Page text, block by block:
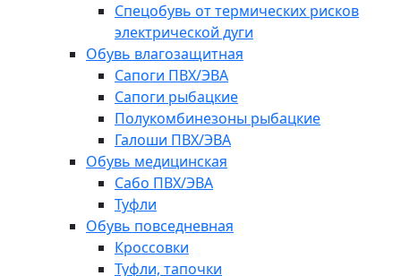
Спецобувь от термических рисков
электрической дуги
Обувь влагозащитная
Сапоги ПВХ/ЭВА
Сапоги рыбацкие
Полукомбинезоны рыбацкие
Галоши ПВХ/ЭВА
Обувь медицинская
Сабо ПВХ/ЭВА
Туфли
Обувь повседневная
Кроссовки
Туфли, тапочки